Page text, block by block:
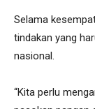
Selama
tindakan yang
nasional.
“Kita perlu